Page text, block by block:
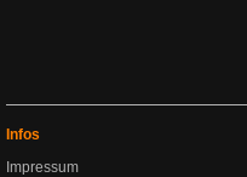
Infos
Impressum